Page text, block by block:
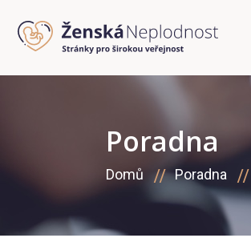
Poradna
Domů Poradna